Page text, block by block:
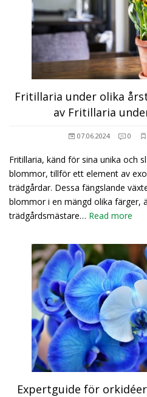
Fritillaria under olika
av Fritillaria
07.06.2024 0
Fritillaria, känd för sina unika och
blommor, tillför ett element av
trädgårdar. Dessa fängslande
blommor i en mängd olika färger,
trädgårdsmästare… Read more
Expertguide för